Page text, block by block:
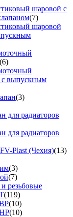
шаровой с
(7)
шаровой
(6)
с выпускным
(3)
для радиаторов
для радиаторов
Plast (Чехия)(13)
(3)
(7)
резьбовые
(119)
(10)
(10)